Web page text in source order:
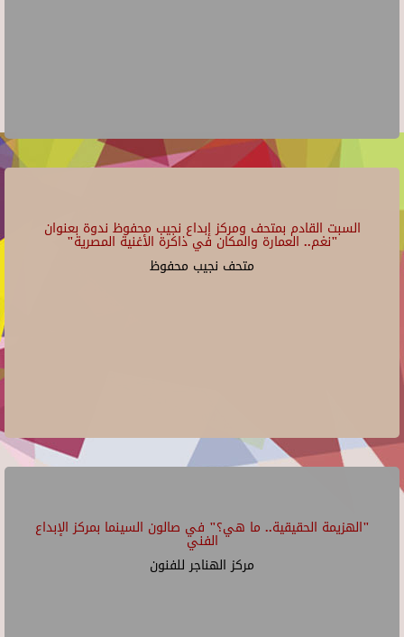
السبت القادم بمتحف ومركز إبداع نجيب محفوظ ندوة بعنوان
"نغم.. العمارة والمكان في ذاكرة الأغنية المصرية"
متحف نجيب محفوظ
"الهزيمة الحقيقية.. ما هي؟" في صالون السينما بمركز الإبداع
الفني
مركز الهناجر للفنون